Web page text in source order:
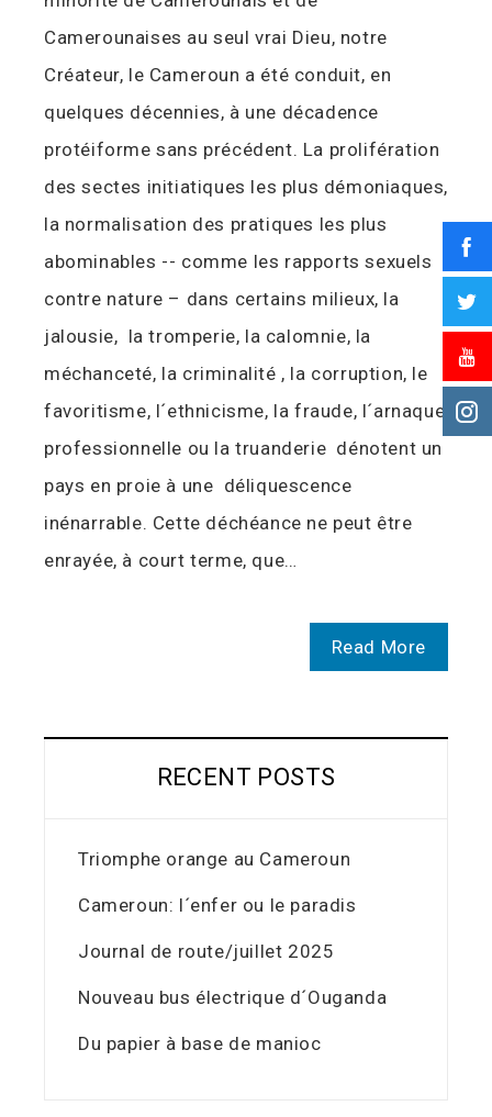
Camerounaises au seul vrai Dieu, notre
Créateur, le Cameroun a été conduit, en
quelques décennies, à une décadence
protéiforme sans précédent. La prolifération
des sectes initiatiques les plus démoniaques,
la normalisation des pratiques les plus
abominables -- comme les rapports sexuels
contre nature – dans certains milieux, la
jalousie, la tromperie, la calomnie, la
méchanceté, la criminalité , la corruption, le
favoritisme, l´ethnicisme, la fraude, l´arnaque
professionnelle ou la truanderie dénotent un
pays en proie à une déliquescence
inénarrable. Cette déchéance ne peut être
enrayée, à court terme, que…
Read More
RECENT POSTS
Triomphe orange au Cameroun
Cameroun: l´enfer ou le paradis
Journal de route/juillet 2025
Nouveau bus électrique d´Ouganda
Du papier à base de manioc